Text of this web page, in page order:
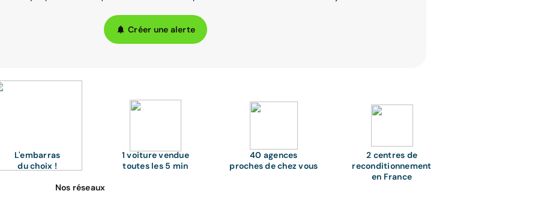
Créer une alerte
L'embarras
du choix !
1 voiture vendue
toutes les 5 min
40 agences
proches de chez vous
2 centres de
reconditionnement
en France
Nos réseaux